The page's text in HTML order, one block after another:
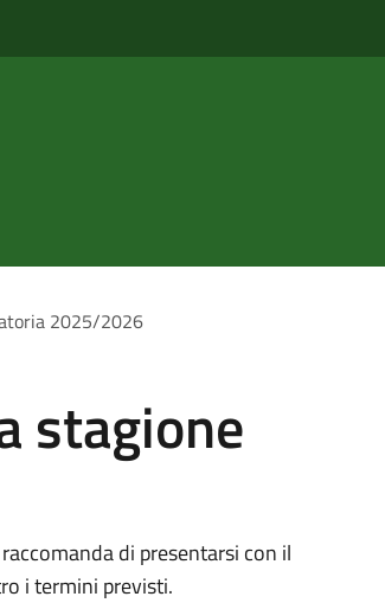
2025/2026
stagione
di presentarsi con il
i termini previsti.